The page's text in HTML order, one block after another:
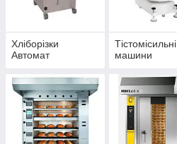
Хліборізки
Автомат
Тістомісильні
машини